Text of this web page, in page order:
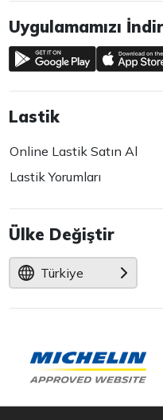
Uygulamamızı
Lastik
Online Lastik Satın Al
Lastik Yorumları
Ülke Değiştir
Türkiye